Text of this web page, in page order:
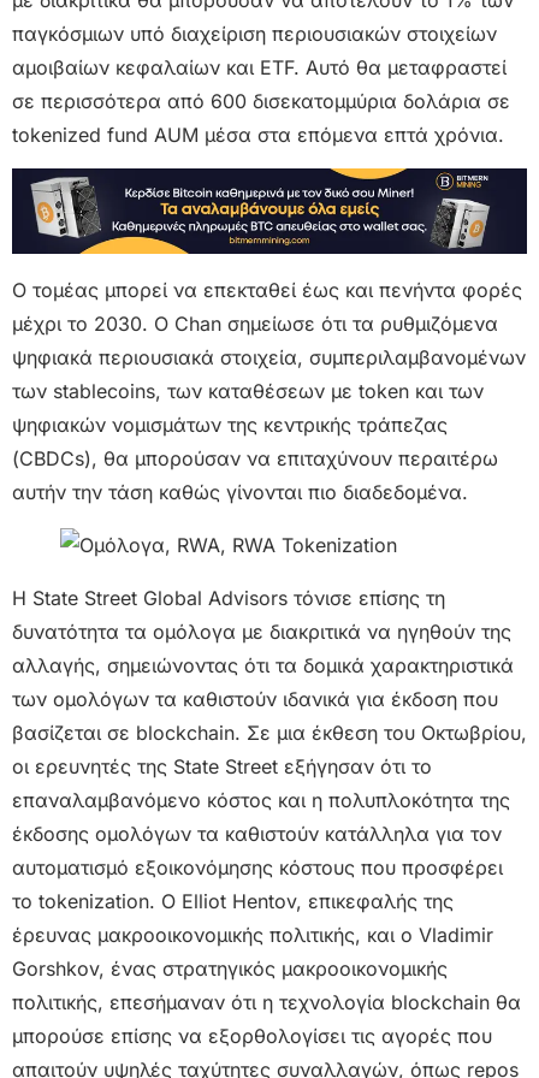
παγκόσμιων υπό διαχείριση περιουσιακών στοιχείων
αμοιβαίων κεφαλαίων και ETF. Αυτό θα μεταφραστεί
σε περισσότερα από 600 δισεκατομμύρια δολάρια σε
tokenized fund AUM μέσα στα επόμενα επτά χρόνια.
Ο τομέας μπορεί να επεκταθεί έως και πενήντα φορές
μέχρι το 2030. Ο Chan σημείωσε ότι τα ρυθμιζόμενα
ψηφιακά περιουσιακά στοιχεία, συμπεριλαμβανομένων
των stablecoins, των καταθέσεων με token και των
ψηφιακών νομισμάτων της κεντρικής τράπεζας
(CBDCs), θα μπορούσαν να επιταχύνουν περαιτέρω
αυτήν την τάση καθώς γίνονται πιο διαδεδομένα.
Η State Street Global Advisors τόνισε επίσης τη
δυνατότητα τα ομόλογα με διακριτικά να ηγηθούν της
αλλαγής, σημειώνοντας ότι τα δομικά χαρακτηριστικά
των ομολόγων τα καθιστούν ιδανικά για έκδοση που
βασίζεται σε blockchain. Σε μια έκθεση του Οκτωβρίου,
οι ερευνητές της State Street εξήγησαν ότι το
επαναλαμβανόμενο κόστος και η πολυπλοκότητα της
έκδοσης ομολόγων τα καθιστούν κατάλληλα για τον
αυτοματισμό εξοικονόμησης κόστους που προσφέρει
το tokenization. Ο Elliot Hentov, επικεφαλής της
έρευνας μακροοικονομικής πολιτικής, και ο Vladimir
Gorshkov, ένας στρατηγικός μακροοικονομικής
πολιτικής, επεσήμαναν ότι η τεχνολογία blockchain θα
μπορούσε επίσης να εξορθολογίσει τις αγορές που
απαιτούν υψηλές ταχύτητες συναλλαγών, όπως repos